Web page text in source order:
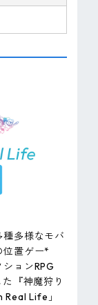
多様なモバ
位置ゲー*
ョンRPG
『神魔狩り
Life」